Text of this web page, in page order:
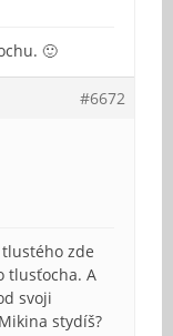
🙂
#6672
zde
tlusťocha. A
svoji
stydíš?